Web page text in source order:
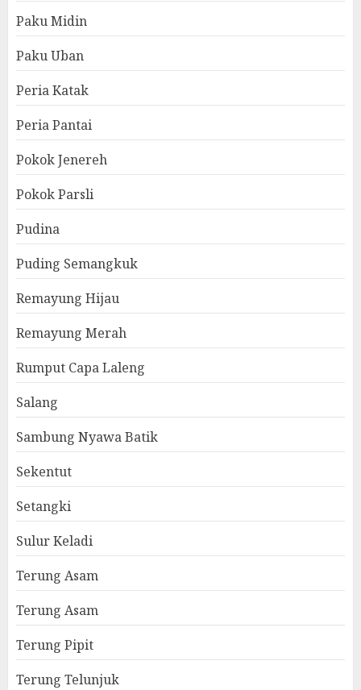
Paku Midin
Paku Uban
Peria Katak
Peria Pantai
Pokok Jenereh
Pokok Parsli
Pudina
Puding Semangkuk
Remayung Hijau
Remayung Merah
Rumput Capa Laleng
Salang
Sambung Nyawa Batik
Sekentut
Setangki
Sulur Keladi
Terung Asam
Terung Asam
Terung Pipit
Terung Telunjuk